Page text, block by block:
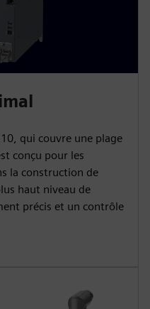
qui couvre une plage
conçu pour les
la construction de
haut niveau de
précis et un contrôle